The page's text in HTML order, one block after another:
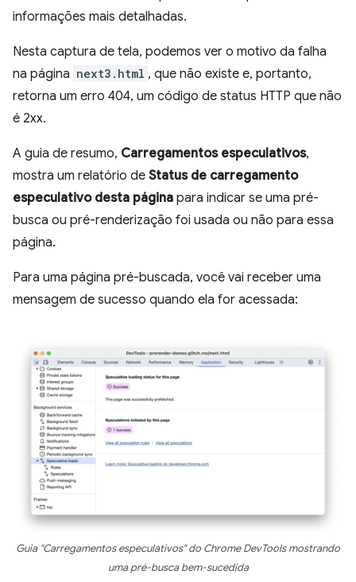
informações mais detalhadas.
Nesta captura de tela, podemos ver o motivo da falha
na página next3.html , que não existe e, portanto,
retorna um erro 404, um código de status HTTP que não
é 2xx.
A guia de resumo, Carregamentos especulativos,
mostra um relatório de Status de carregamento
especulativo desta página para indicar se uma pré-
busca ou pré-renderização foi usada ou não para essa
página.
Para uma página pré-buscada, você vai receber uma
mensagem de sucesso quando ela for acessada:
Guia "Carregamentos especulativos" do Chrome DevTools mostrando
uma pré-busca bem-sucedida